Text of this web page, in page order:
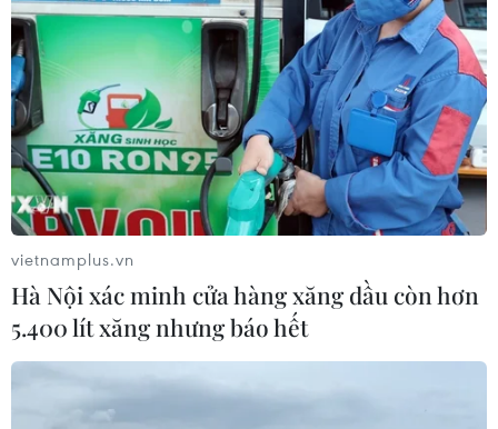
vietnamplus.vn
Hà Nội xác minh cửa hàng xăng dầu còn hơn
5.400 lít xăng nhưng báo hết